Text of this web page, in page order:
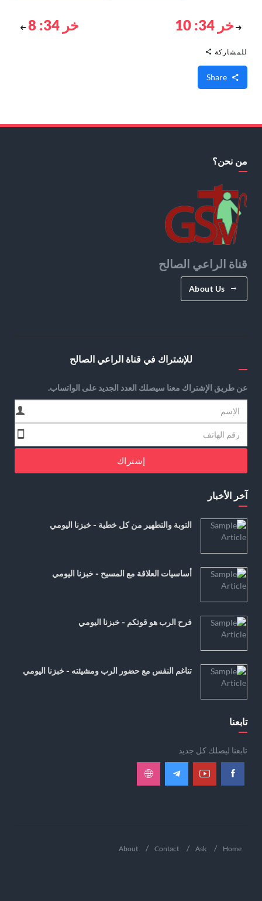
خر 34: 10 خر 34: 8
للمشاركة
من نحن؟
قناة الراعي الصالح
About Us
للإشتراك في قناة الراعي الصالح
عن طريق الإشتراك معنا سيصلك العدد الجديد على الواتساب.
إشتراك
آخر الأخبار
التوبة والتطهير من كل خطية - خبزنا اليومي
أساسيات العلاقة مع المسيح - خبزنا اليومي
فرح الرب هو قوتكم - خبزنا اليومي
تناغم النفس مع حضور الرب ومشيئته - خبزنا اليومي
تابعنا
تابعنا ليصلك كل جديد
Home
Ask
Contact
About